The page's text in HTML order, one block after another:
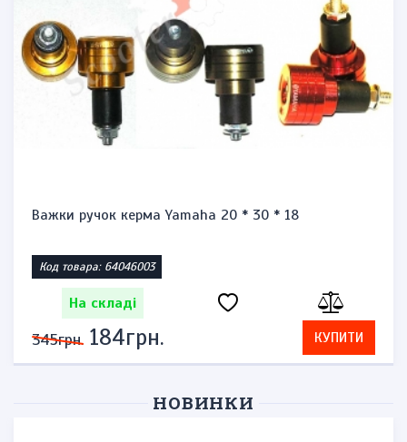
Важки ручок керма Yamaha 20 * 30 * 18
Код товара: 64046003
На складі
345грн. 184грн. КУПИТИ
НОВИНКИ